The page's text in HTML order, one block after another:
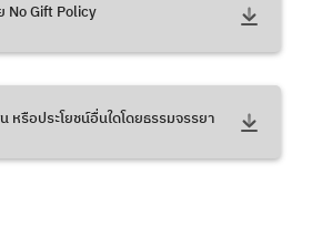
No Gift Policy
หรือประโยชน์อื่นใดโดยธรรมจรรยา